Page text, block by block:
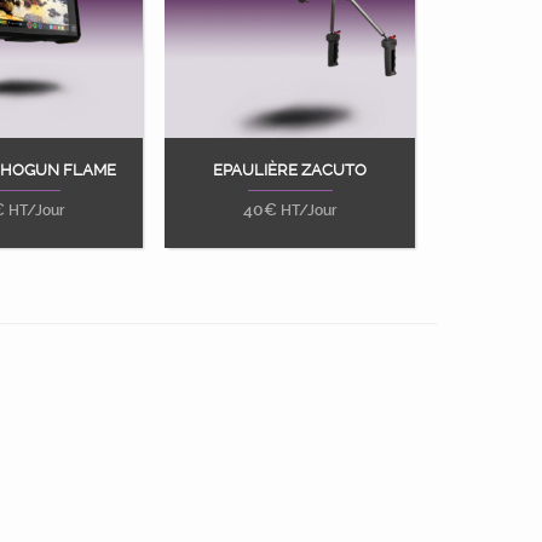
au panierFLAME
HT/Jour
Ajouter au panier
EPAULIÈRE ZACUTO
40€ HT/Jour